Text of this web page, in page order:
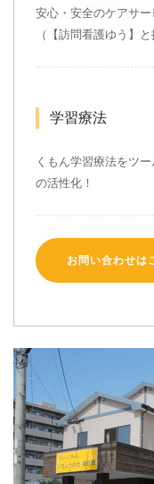
安心・安全のケアサ
（【訪問看護ゆう】と
学習療法
くもん学習療法をツ
の活性化！
お問い合わせは